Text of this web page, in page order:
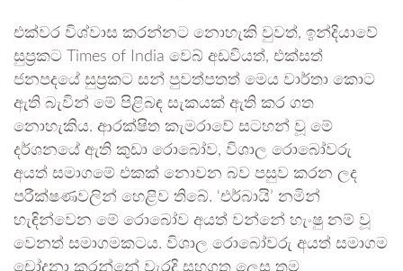
එක්වර විශ්වාස කරන්නට නොහැකි වුවත්, ඉන්දියාවේ
සුප්‍රකට Times of India වෙබ් අඩවියත්, එක්සත්
ජනපදයේ සුප්‍රකට සන් පුවත්පතත් මෙය වාර්තා කොට
ඇති බැවින් මේ පිළිබඳ සැකයක් ඇති කර ගත
නොහැකිය. ආරක්ෂිත කැමරාවේ සටහන් වූ මේ
දර්ශනයේ ඇති කුඩා රොබෝව, විශාල රොබෝවරු
අයත් සමාගමේ එකක් නොවන බව පසුව කරන ලද
පරීක්ෂණවලින් හෙළිව තිබේ. ‘එර්බායි’ නමින්
හැඳින්වෙන මේ රොබෝව අයත් වන්නේ හැංෂු නම් වූ
වෙනත් සමාගමකටය. විශාල රොබෝවරු අයත් සමාගම
චෝදනා කරන්නේ වැරදි සහගත ලෙස තම